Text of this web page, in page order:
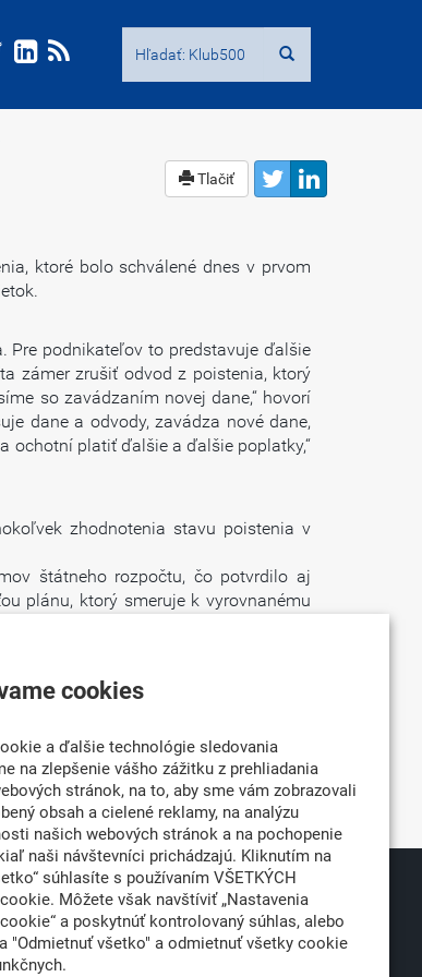
Tlačiť
ktoré bolo schválené dnes v prvom
Pre podnikateľov to predstavuje ďalšie
zámer zrušiť odvod z poistenia, ktorý
so zavádzaním novej dane,“ hovorí
dane a odvody, zavádza nové dane,
ochotní platiť ďalšie a ďalšie poplatky,“
zhodnotenia stavu poistenia v
štátneho rozpočtu, čo potvrdilo aj
plánu, ktorý smeruje k vyrovnanému
to robia najmä pre to, aby v prípade
naďalej plniť svoje záväzky napríklad
vysvetľuje Gregor.
namierené proti poistnému sektoru,
a vytvára tak nebezpečný precedens,“
Partner:
cookies
a ďalšie technológie sledovania
na zlepšenie vášho zážitku z prehliadania
stránok, na to, aby sme vám zobrazovali
obsah a cielené reklamy, na analýzu
našich webových stránok a na pochopenie
naši návštevníci prichádzajú. Kliknutím na
súhlasíte s používaním VŠETKÝCH
Môžete však navštíviť „Nastavenia
a poskytnúť kontrolovaný súhlas, alebo
"Odmietnuť všetko" a odmietnuť všetky cookie